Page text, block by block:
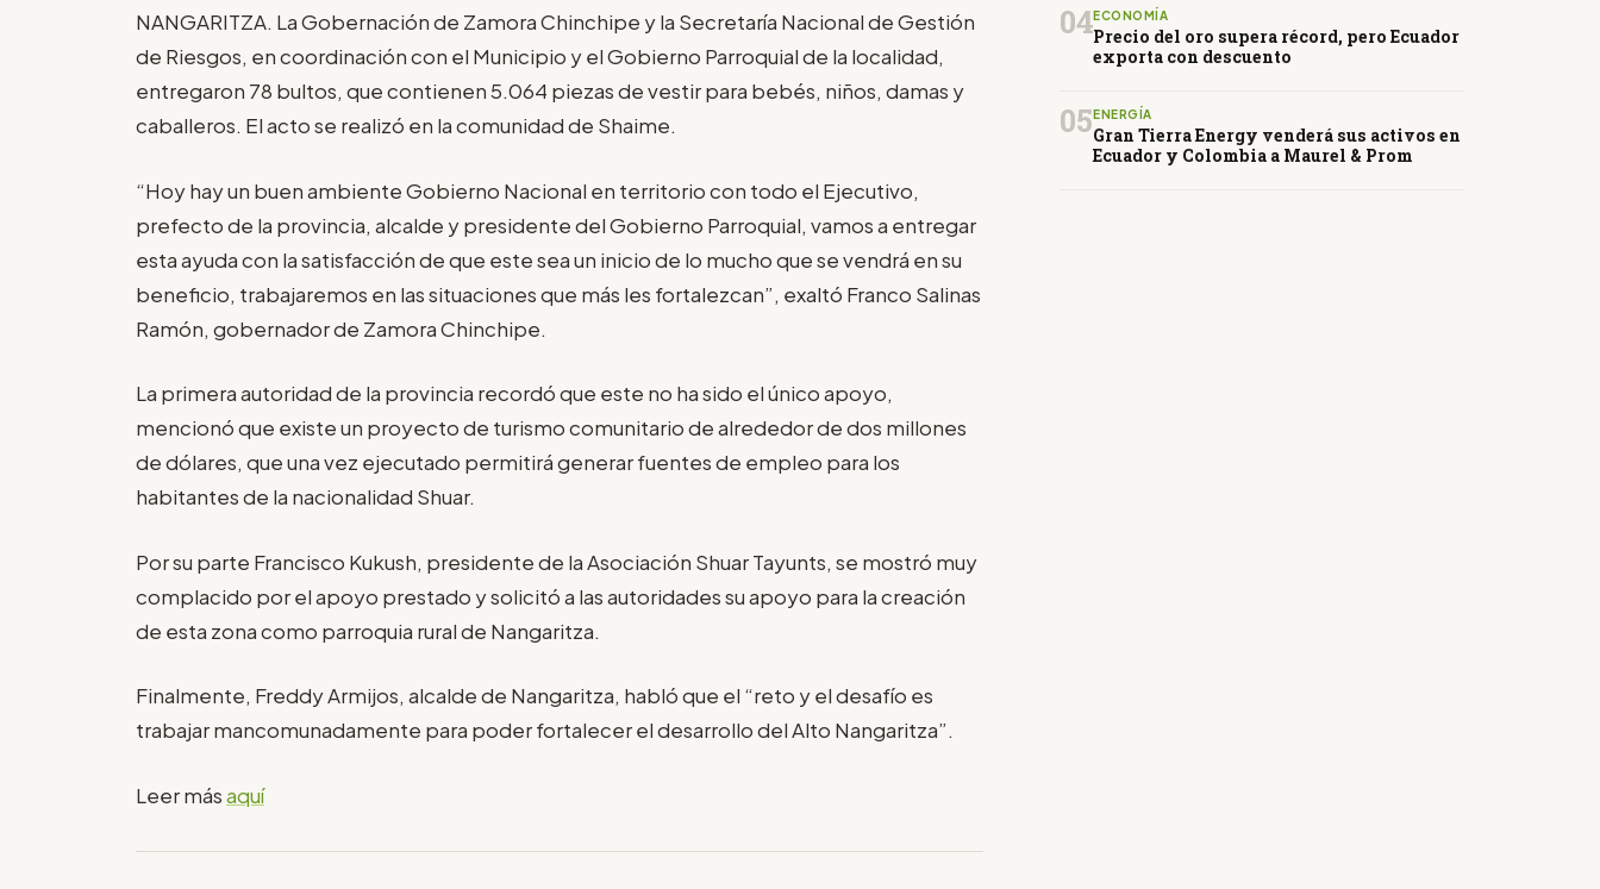
NANGARITZA. La Gobernación de Zamora Chinchipe y la Secretaría Nacional de Gestión
de Riesgos, en coordinación con el Municipio y el Gobierno Parroquial de la localidad,
entregaron 78 bultos, que contienen 5.064 piezas de vestir para bebés, niños, damas y
caballeros. El acto se realizó en la comunidad de Shaime.
“Hoy hay un buen ambiente Gobierno Nacional en territorio con todo el Ejecutivo,
prefecto de la provincia, alcalde y presidente del Gobierno Parroquial, vamos a entregar
esta ayuda con la satisfacción de que este sea un inicio de lo mucho que se vendrá en su
beneficio, trabajaremos en las situaciones que más les fortalezcan”, exaltó Franco Salinas
Ramón, gobernador de Zamora Chinchipe.
La primera autoridad de la provincia recordó que este no ha sido el único apoyo,
mencionó que existe un proyecto de turismo comunitario de alrededor de dos millones
de dólares, que una vez ejecutado permitirá generar fuentes de empleo para los
habitantes de la nacionalidad Shuar.
Por su parte Francisco Kukush, presidente de la Asociación Shuar Tayunts, se mostró muy
complacido por el apoyo prestado y solicitó a las autoridades su apoyo para la creación
de esta zona como parroquia rural de Nangaritza.
Finalmente, Freddy Armijos, alcalde de Nangaritza, habló que el “reto y el desafío es
trabajar mancomunadamente para poder fortalecer el desarrollo del Alto Nangaritza”.
Leer másaquí
04ECONOMÍA
Precio del oro supera récord, pero Ecuador
exporta con descuento
05 ENERGÍA
Gran Tierra Energy venderá sus activos en
Ecuador y Colombia a Maurel & Prom